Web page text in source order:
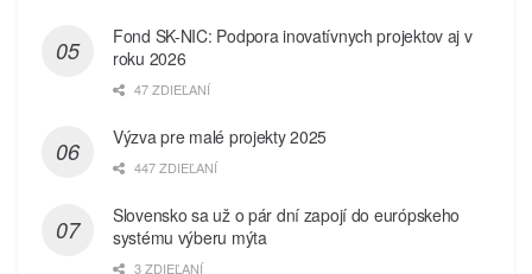
Fond SK-NIC: Podpora inovatívnych projektov aj v
roku 2026
47 ZDIEĽANÍ
Výzva pre malé projekty 2025
447 ZDIEĽANÍ
Slovensko sa už o pár dní zapojí do európskeho
systému výberu mýta
3 ZDIEĽANÍ